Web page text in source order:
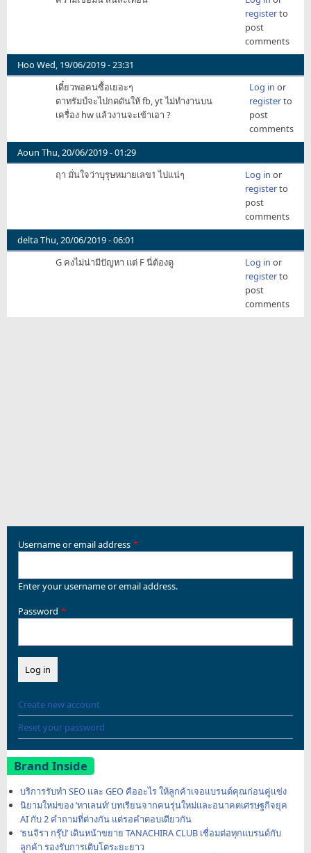
registerto
post
comments
Hoo Wed, 19/06/2019 - 23:31
เดี๋ยวพอคนซื้อเยอะๆ
ตาทรัมป์จะไปกดดันให้ fb, yt ไม่ทำงานบน
เครื่อง hw แล้วงานจะเข้าเอา ?
Log in or
registerto
post
comments
Aoun Thu, 20/06/2019 - 01:29
ฤา มั่นใจว่าบุรุษหมายเลข1 ไปแน่ๆ
Log in or
registerto
post
comments
deltaThu, 20/06/2019 - 06:01
G คงไม่น่ามีปัญหา แต่ F นี่ต้องดู
Log in or
registerto
post
comments
Username or email address
Enter your username or email address.
Password
Create new account
Reset your password
Brand Inside
บริการรับทำ SEO และ GEO คืออะไร ให้ลูกค้าเจอแบรนด์คุณก่อนคู่แข่ง
นิยามใหม่ของ ‘ทาเลนท์’ บทเรียนจากคนรุ่นใหม่และอนาคตเศรษฐกิจยุค
AI กับ 2 คำถามที่ต่างกัน แต่รอคำตอบเดียวกัน
‘ธนจิรา กรุ๊ป’ เดินหน้าขยาย TANACHIRA CLUB เชื่อมต่อทุกแบรนด์กับ
ลูกค้า รองรับการเติบโตระยะยาว